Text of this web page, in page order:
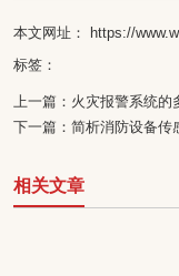
本文网址： https://
标签：
上一篇： 火灾报警系统的
下一篇： 简析消防设备传
相关文章